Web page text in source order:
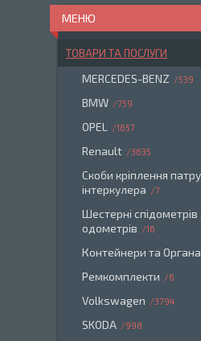
ТОВАРИ ТА ПОСЛУГИ
MERCEDES-BENZ 539
BMW 759
OPEL 1657
Renault 3635
Скоби кріплення
інтеркулера
7
Шестерні
одометрів
16
Контейнери та
Ремкомплекти 6
Volkswagen 3794
SKODA 998